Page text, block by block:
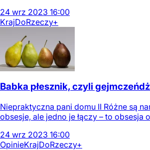
24 wrz 2023 16:00
KrajDoRzeczy+
Babka płesznik, czyli
Niepraktyczna pani domu II Różne są
obsesje, ale jedno je łączy – to obsesja
24 wrz 2023 16:00
OpinieKrajDoRzeczy+